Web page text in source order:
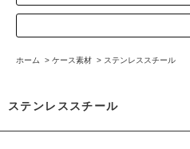
ホーム > ケース素材 > ステンレススチール
ステンレススチール